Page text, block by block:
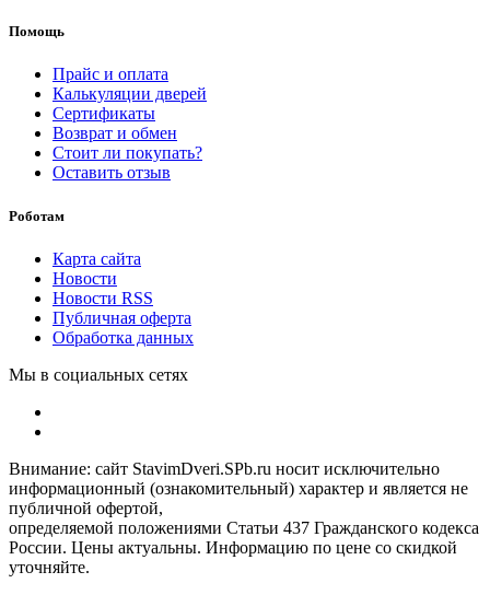
Помощь
Прайс и оплата
Калькуляции дверей
Сертификаты
Возврат и обмен
Стоит ли покупать?
Оставить отзыв
Роботам
Карта сайта
Новости
Новости RSS
Публичная оферта
Обработка данных
Мы в социальных сетях
Внимание: сайт StavimDveri.SPb.ru носит исключительно
информационный (ознакомительный) характер и является не
публичной офертой,
определяемой положениями Статьи 437 Гражданского кодекса
России. Цены актуальны. Информацию по цене со скидкой
уточняйте.